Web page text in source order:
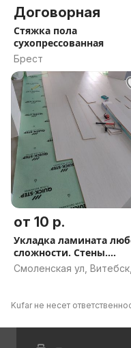
Договорная
Стяжка пола
сухопрессованная
Брест
от 10 р.
Укладка ламината
сложности. Стены.
Потолок. Поклейка
обоев. Отделочные
Смоленская ул, Витебск,
Kufar не несет